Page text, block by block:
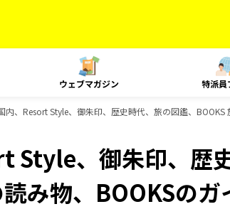
ウェブマガジン 特派員
内、Resort Style、御朱印、歴史時代、旅の図鑑、
Style、御朱印、歴
み物、BOOKSの